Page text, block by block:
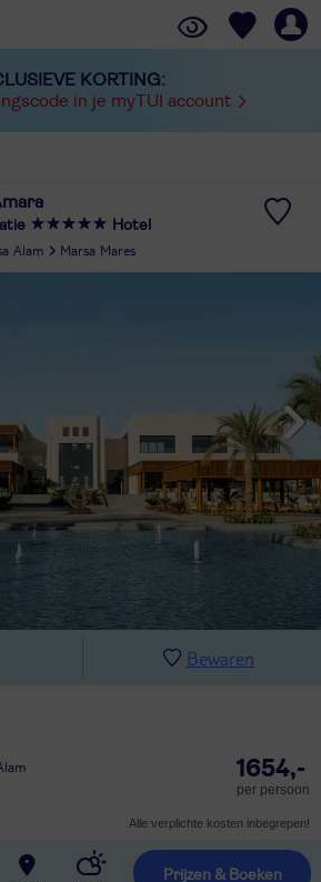
KORTING:
in je myTUI account
Hotel
Alam Marsa Mares
Bewaren
1654,-
per persoon
Alle verplichte kosten inbegrepen!
Prijzen & Boeken